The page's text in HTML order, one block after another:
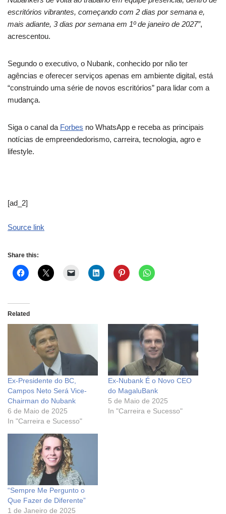
escritórios vibrantes, começando com 2 dias por semana e,
mais adiante, 3 dias por semana em 1º de janeiro de 2027”,
acrescentou.
Segundo o executivo, o Nubank, conhecido por não ter
agências e oferecer serviços apenas em ambiente digital, está
“construindo uma série de novos escritórios” para lidar com a
mudança.
Siga o canal da Forbes no WhatsApp e receba as principais
notícias de empreendedorismo, carreira, tecnologia, agro e
lifestyle.
[ad_2]
Source link
Share this:
Related
Ex-Presidente do BC,
Campos Neto Será Vice-
Chairman do Nubank
6 de Maio de 2025
In "Carreira e Sucesso"
Ex-Nubank É o Novo CEO
do MagaluBank
5 de Maio de 2025
In "Carreira e Sucesso"
“Sempre Me Pergunto o
Que Fazer de Diferente”
1 de Janeiro de 2025